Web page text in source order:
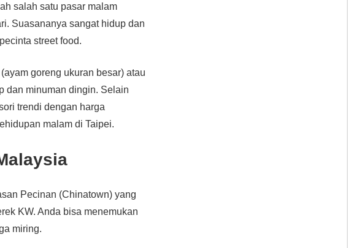
salah satu pasar malam
Suasananya sangat hidup dan
street food.
goreng ukuran besar) atau
dan minuman dingin. Selain
trendi dengan harga
malam di Taipei.
Pecinan (Chinatown) yang
KW. Anda bisa menemukan
miring.